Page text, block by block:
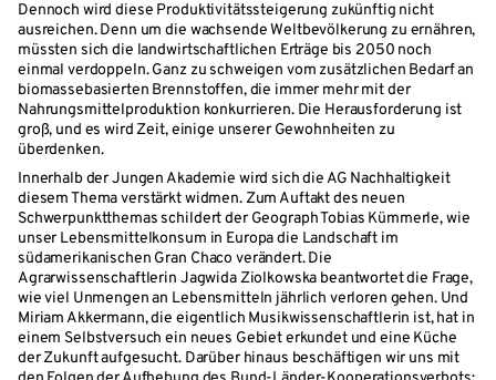
Dennoch wird diese Produktivitätssteigerung zukünftig nicht
ausreichen. Denn um die wachsende Weltbevölkerung zu ernähren,
müssten sich die landwirtschaftlichen Erträge bis 2050 noch
einmal verdoppeln. Ganz zu schweigen vom zusätzlichen Bedarf an
biomassebasierten Brennstoffen, die immer mehr mit der
Nahrungsmittelproduktion konkurrieren. Die Herausforderung ist
groß, und es wird Zeit, einige unserer Gewohnheiten zu
überdenken.
Innerhalb der Jungen Akademie wird sich die AG Nachhaltigkeit
diesem Thema verstärkt widmen. Zum Auftakt des neuen
Schwerpunktthemas schildert der Geograph Tobias Kümmerle, wie
unser Lebensmittelkonsum in Europa die Landschaft im
südamerikanischen Gran Chaco verändert. Die
Agrarwissenschaftlerin Jagwida Ziolkowska beantwortet die Frage,
wie viel Unmengen an Lebensmitteln jährlich verloren gehen. Und
Miriam Akkermann, die eigentlich Musikwissenschaftlerin ist, hat in
einem Selbstversuch ein neues Gebiet erkundet und eine Küche
der Zukunft aufgesucht. Darüber hinaus beschäftigen wir uns mit